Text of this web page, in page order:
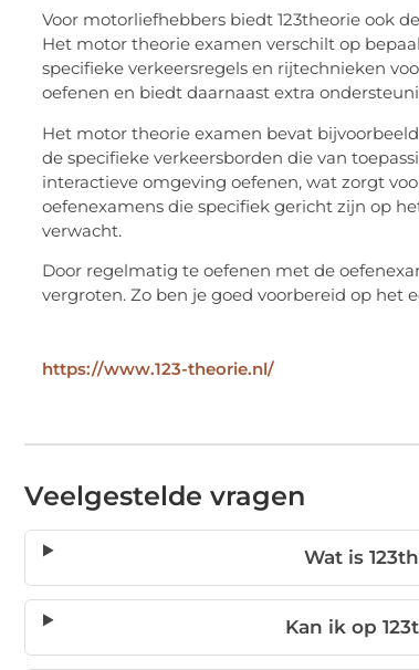
Voor motorliefhebbers biedt 123theorie ook
Het motor theorie examen verschilt op
specifieke verkeersregels en rijtechnieken
oefenen en biedt daarnaast extra
Het motor theorie examen bevat
de specifieke verkeersborden die van
interactieve omgeving oefenen, wat zorgt
oefenexamens die specifiek gericht zijn op
verwacht.
Door regelmatig te oefenen met de
vergroten. Zo ben je goed voorbereid op het
https://www.123-theorie.nl/
Veelgestelde vragen
Wat is
Kan ik op